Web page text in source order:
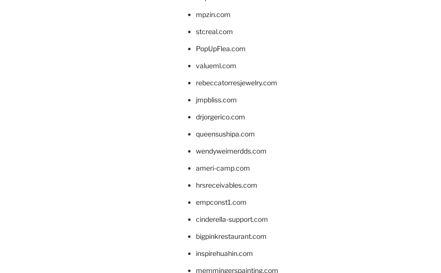
mpzin.com
stcreal.com
PopUpFlea.com
valueml.com
rebeccatorresjewelry.com
jmpbliss.com
drjorgerico.com
queensushipa.com
wendyweimerdds.com
ameri-camp.com
hrsreceivables.com
empconst1.com
cinderella-support.com
bigpinkrestaurant.com
inspirehuahin.com
memmingerspainting.com